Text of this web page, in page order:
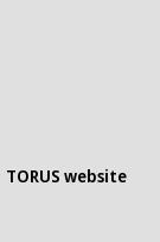
TORUS website